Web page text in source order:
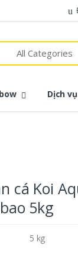
Dịch vụ
cá Koi
5kg
5 kg